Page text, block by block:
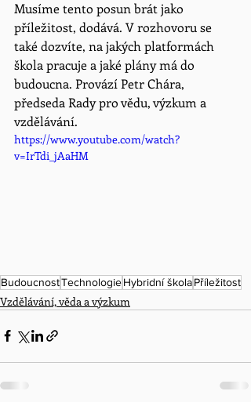
Musíme tento posun brát jako
příležitost, dodává. V rozhovoru se
také dozvíte, na jakých platformách
škola pracuje a jaké plány má do
budoucna. Provází Petr Chára,
předseda Rady pro vědu, výzkum a
vzdělávání.
https://www.youtube.com/watch?
v=IrTdi_jAaHM
BudoucnostTechnologieHybridní školaPříležitost
Vzdělávání, věda a výzkum